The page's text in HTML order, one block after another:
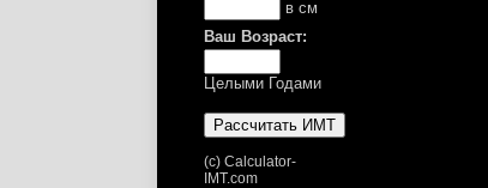
в см
Ваш Возраст:
Целыми Годами
(c) Calculator-
IMT.com